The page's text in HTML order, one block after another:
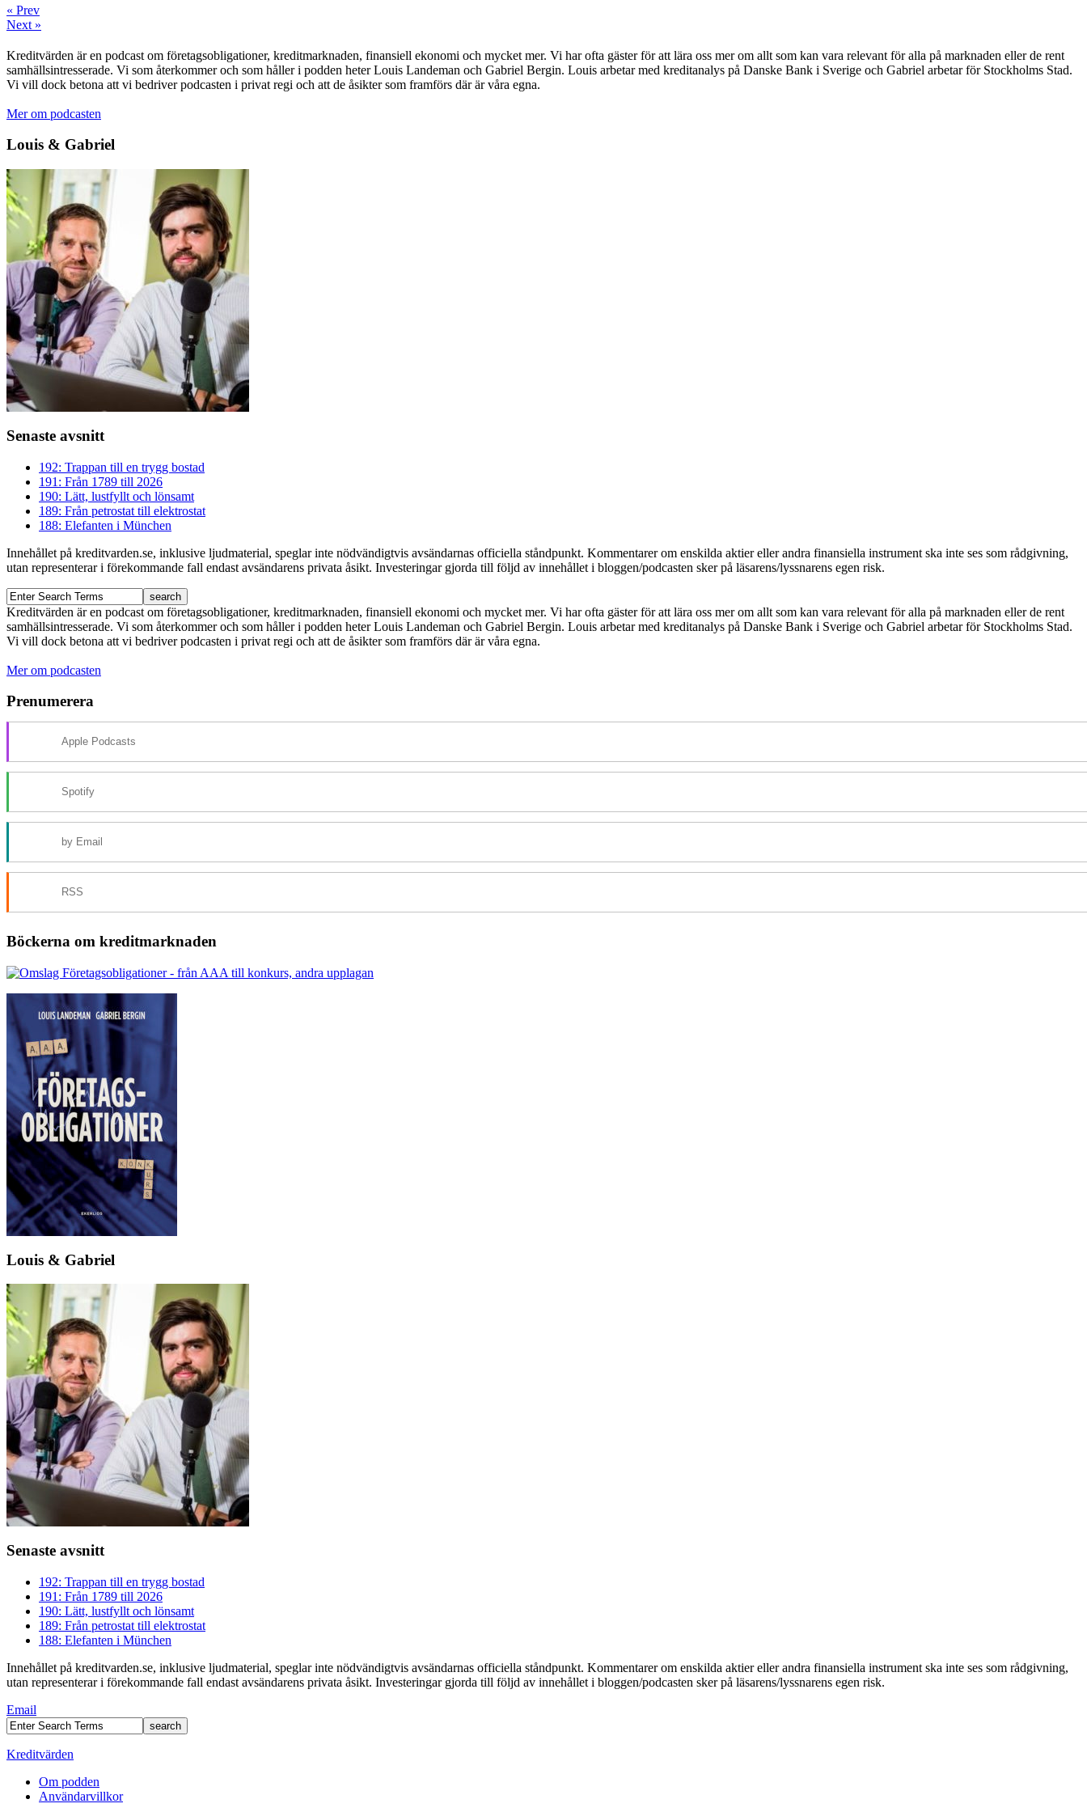
« Prev
Next »
Kreditvärden är en podcast om företagsobligationer, kreditmarknaden, finansiell ekonomi och mycket mer. Vi har ofta gäster för att lära oss mer om allt som kan vara relevant för alla på marknaden eller de rent
samhällsintresserade. Vi som återkommer och som håller i podden heter Louis Landeman och Gabriel Bergin. Louis arbetar med kreditanalys på Danske Bank i Sverige och Gabriel arbetar för Stockholms Stad.
Vi vill dock betona att vi bedriver podcasten i privat regi och att de åsikter som framförs där är våra egna.
Mer om podcasten
Louis & Gabriel
Senaste avsnitt
192: Trappan till en trygg bostad
191: Från 1789 till 2026
190: Lätt, lustfyllt och lönsamt
189: Från petrostat till elektrostat
188: Elefanten i München
Innehållet på kreditvarden.se, inklusive ljudmaterial, speglar inte nödvändigtvis avsändarnas officiella ståndpunkt. Kommentarer om enskilda aktier eller andra finansiella instrument ska inte ses som rådgivning,
utan representerar i förekommande fall endast avsändarens privata åsikt. Investeringar gjorda till följd av innehållet i bloggen/podcasten sker på läsarens/lyssnarens egen risk.
Kreditvärden är en podcast om företagsobligationer, kreditmarknaden, finansiell ekonomi och mycket mer. Vi har ofta gäster för att lära oss mer om allt som kan vara relevant för alla på marknaden eller de rent
samhällsintresserade. Vi som återkommer och som håller i podden heter Louis Landeman och Gabriel Bergin. Louis arbetar med kreditanalys på Danske Bank i Sverige och Gabriel arbetar för Stockholms Stad.
Vi vill dock betona att vi bedriver podcasten i privat regi och att de åsikter som framförs där är våra egna.
Mer om podcasten
Prenumerera
Apple Podcasts
Spotify
by Email
RSS
Böckerna om kreditmarknaden
Louis & Gabriel
Senaste avsnitt
192: Trappan till en trygg bostad
191: Från 1789 till 2026
190: Lätt, lustfyllt och lönsamt
189: Från petrostat till elektrostat
188: Elefanten i München
Innehållet på kreditvarden.se, inklusive ljudmaterial, speglar inte nödvändigtvis avsändarnas officiella ståndpunkt. Kommentarer om enskilda aktier eller andra finansiella instrument ska inte ses som rådgivning,
utan representerar i förekommande fall endast avsändarens privata åsikt. Investeringar gjorda till följd av innehållet i bloggen/podcasten sker på läsarens/lyssnarens egen risk.
Email
Kreditvärden
Om podden
Användarvillkor